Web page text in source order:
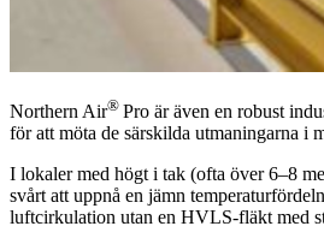
Northern Air® Pro är även en robust
för att möta de särskilda utmaningarna i
I lokaler med högt i tak (ofta över 6–8
svårt att uppnå en jämn
luftcirkulation utan en HVLS-fläkt med